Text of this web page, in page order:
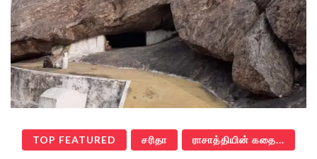
TOP FEATURED சரிதா ராசாத்தியின் கதை...